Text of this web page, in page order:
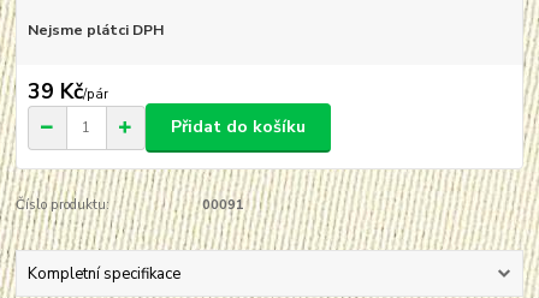
Nejsme plátci DPH
39 Kč/pár
Přidat do košíku
Číslo produktu: 00091
Kompletní specifikace